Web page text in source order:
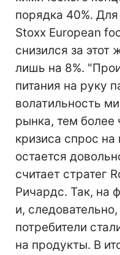
порядка 40%.
Stoxx European
снизился за
лишь на 8%.
питания на руку
волатильность
рынка, тем
кризиса спрос
остается
считает стратег
Ричардс. Так, на
и,
потребители
на продукты. В